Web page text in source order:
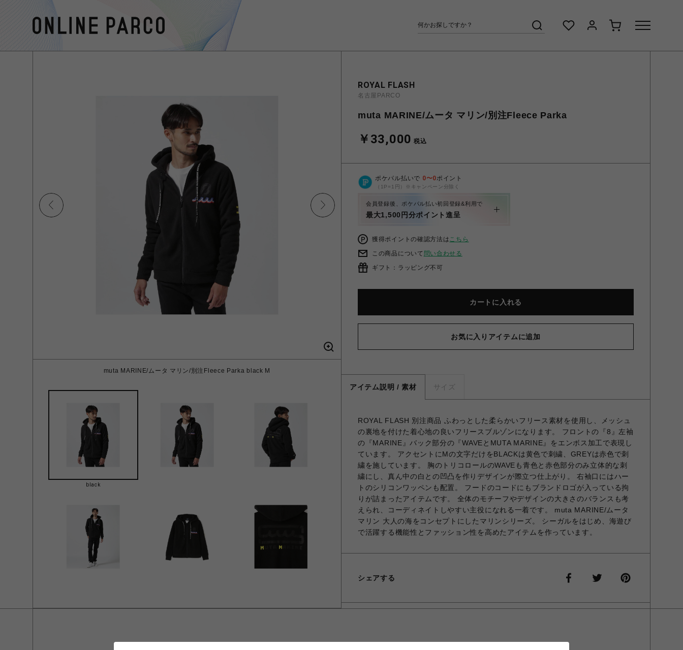
muta MARINE/ムータ マリン/別注Fleece Parka black M
black
ROYAL FLASH
名古屋PARCO
muta MARINE/ムータ マリン/別注Fleece Parka
￥33,000 税込
ポケパル払いで 0〜0ポイント
（1P=1円）※キャンペーン分除く
会員登録後、ポケパル払い初回登録&利用で
最大1,500円分ポイント進呈
獲得ポイントの確認方法はこちら
この商品について 問い合わせる
ギフト：ラッピング不可
カートに入れる
お気に入りアイテムに追加
アイテム説明 / 素材 サイズ
ROYAL FLASH 別注商品 ふわっとした柔らかいフリース素材を使用し、メッシュ
の裏地を付けた着心地の良いフリースブルゾンになります。 フロントの『8』左袖
の『MARINE』バック部分の『WAVEとMUTA MARINE』をエンボス加工で表現し
ています。 アクセントにMの文字だけをBLACKは黄色で刺繍、GREYは赤色で刺
繍を施しています。 胸のトリコロールのWAVEも青色と赤色部分のみ立体的な刺
繍にし、真ん中の白との凹凸を作りデザインが際立つ仕上がり。 右袖口にはハー
トのシリコンワッペンも配置。 フードのコードにもブランドロゴが入っている拘
りが詰まったアイテムです。 全体のモチーフやデザインの大きさのバランスも考
えられ、コーディネイトしやすい主役になれる一着です。 muta MARINE/ムータ
マリン 大人の海をコンセプトにしたマリンシリーズ。 シーガルをはじめ、海遊び
で活躍する機能性とファッション性を高めたアイテムを作っています。
シェアする